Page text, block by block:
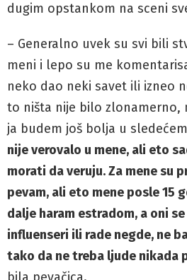
dugim opstankom na sceni
– Generalno uvek su svi bili
meni i lepo su me
neko dao neki savet ili izneo
to ništa nije bilo zlonamerno,
ja budem još bolja u
nije verovalo u mene, ali eto
morati da veruju. Za mene su
pevam, ali eto mene posle 15
dalje haram estradom, a oni
influenseri ili rade negde, ne
tako da ne treba ljude nikada